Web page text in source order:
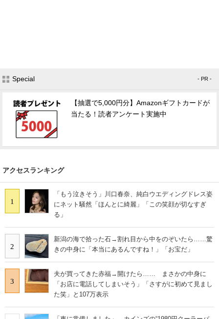
Special - PR -
【抽選で5,000円分】Amazonギフトカードが
当たる！読者アンケート実施中
アクセスランキング
1
「もう泣きそう」川口春奈、純白ウエディングドレス姿
にネット騒然「ほんとに綺麗」「この笑顔が切なすぎ
る」
2
新潟の海で拾った石→割れ目から中をのぞいたら……驚
きの中身に「本当にあるんですね！」「お宝だ」
3
夫が買ってきた赤福→開けたら…… まさかの中身に
「お店に電話してしまいそう」「さすがに初めて見まし
た笑」と107万表示